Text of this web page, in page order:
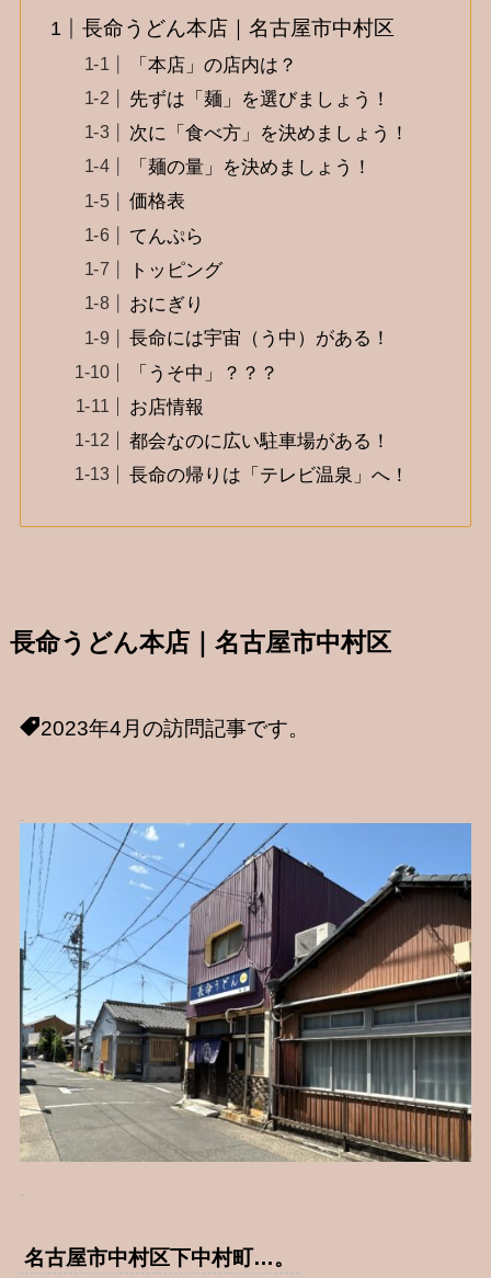
長命うどん本店｜名古屋市中村区
「本店」の店内は？
先ずは「麺」を選びましょう！
次に「食べ方」を決めましょう！
「麺の量」を決めましょう！
価格表
てんぷら
トッピング
おにぎり
長命には宇宙（う中）がある！
「うそ中」？？？
お店情報
都会なのに広い駐車場がある！
長命の帰りは「テレビ温泉」へ！
長命うどん本店｜名古屋市中村区
2023年4月の訪問記事です。
名古屋市中村区下中村町…。